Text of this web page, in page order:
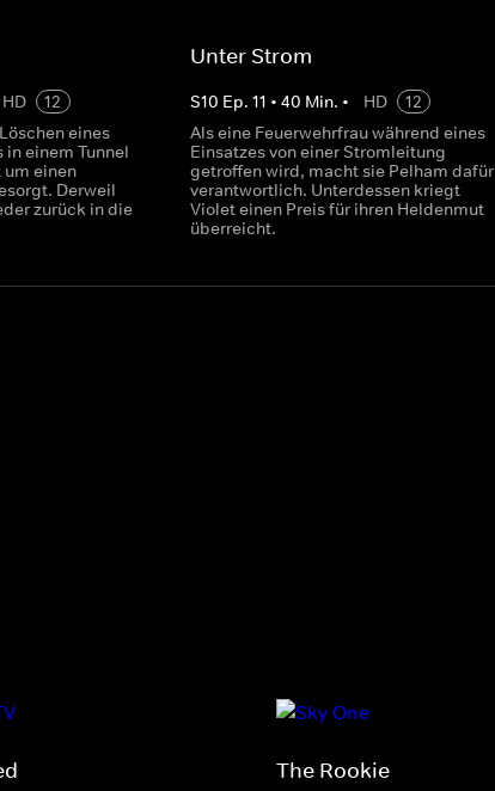
HD
12
eines
einem Tunnel
einen
Derweil
zurück in die
Unter Strom
S10 Ep. 11 • 40 Min. • HD
12
Als eine Feuerwehrfrau während eines
Einsatzes von einer Stromleitung
getroffen wird, macht sie Pelham dafür
verantwortlich. Unterdessen kriegt
Violet einen Preis für ihren Heldenmut
überreicht.
The Rookie